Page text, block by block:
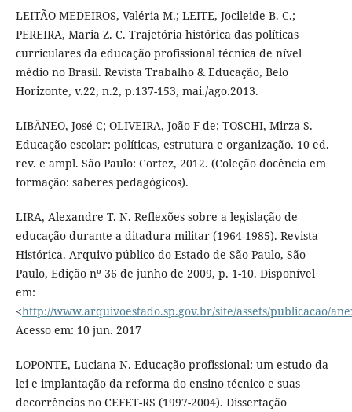
LEITÃO MEDEIROS, Valéria M.; LEITE, Jocileide B. C.;
PEREIRA, Maria Z. C. Trajetória histórica das políticas
curriculares da educação profissional técnica de nível
médio no Brasil. Revista Trabalho & Educação, Belo
Horizonte, v.22, n.2, p.137-153, mai./ago.2013.
LIBÂNEO, José C; OLIVEIRA, João F de; TOSCHI, Mirza S.
Educação escolar: políticas, estrutura e organização. 10 ed.
rev. e ampl. São Paulo: Cortez, 2012. (Coleção docência em
formação: saberes pedagógicos).
LIRA, Alexandre T. N. Reflexões sobre a legislação de
educação durante a ditadura militar (1964-1985). Revista
Histórica. Arquivo público do Estado de São Paulo, São
Paulo, Edição nº 36 de junho de 2009, p. 1-10. Disponível
em:
<http://www.arquivoestado.sp.gov.br/site/assets/publicacao/
Acesso em: 10 jun. 2017
LOPONTE, Luciana N. Educação profissional: um estudo da
lei e implantação da reforma do ensino técnico e suas
decorrências no CEFET-RS (1997-2004). Dissertação